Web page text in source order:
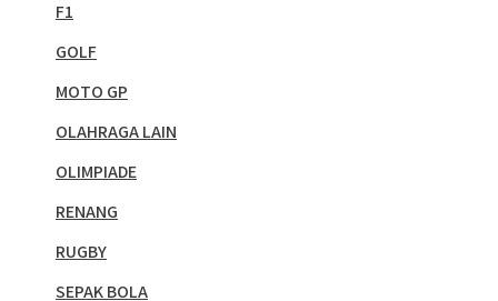
F1
GOLF
MOTO GP
OLAHRAGA LAIN
OLIMPIADE
RENANG
RUGBY
SEPAK BOLA